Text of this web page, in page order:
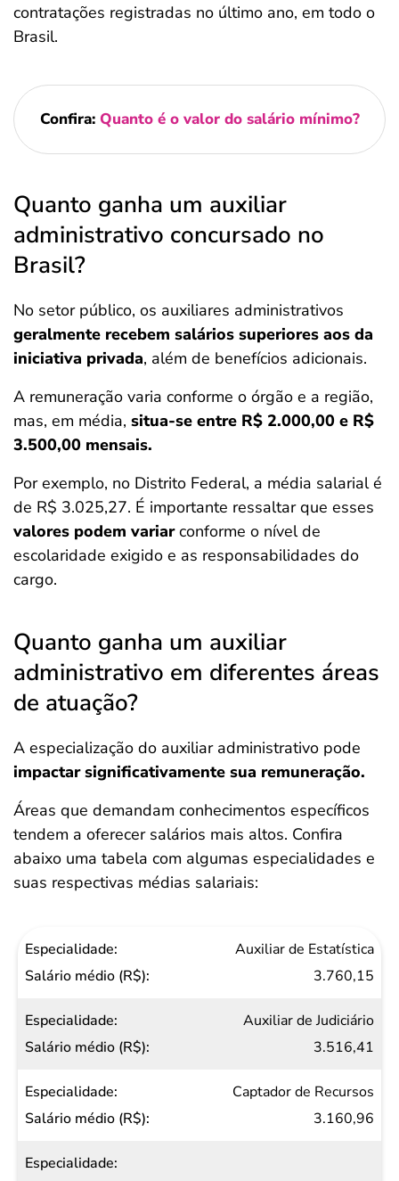
contratações registradas no último ano, em todo o
Brasil.
Confira: Quanto é o valor do salário mínimo?
Quanto ganha um auxiliar
administrativo concursado no
Brasil?
No setor público, os auxiliares administrativos
geralmente recebem salários superiores aos da
iniciativa privada, além de benefícios adicionais.
A remuneração varia conforme o órgão e a região,
mas, em média, situa-se entre R$ 2.000,00 e R$
3.500,00 mensais.
Por exemplo, no Distrito Federal, a média salarial é
de R$ 3.025,27. É importante ressaltar que esses
valores podem variarconforme o nível de
escolaridade exigido e as responsabilidades do
cargo.​
Quanto ganha um auxiliar
administrativo em diferentes áreas
de atuação?
A especialização do auxiliar administrativo pode
impactar significativamente sua remuneração.
Áreas que demandam conhecimentos específicos
tendem a oferecer salários mais altos. Confira
abaixo uma tabela com algumas especialidades e
suas respectivas médias salariais:​
Especialidade
Salário
(R$)
Auxiliar de Estatística
3.760,15
Auxiliar de Judiciário
3.516,41
Captador de Recursos
3.160,96